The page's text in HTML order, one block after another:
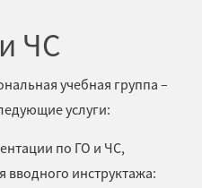
ЧС
учебная группа –
услуги:
по ГО и ЧС,
инструктажа: